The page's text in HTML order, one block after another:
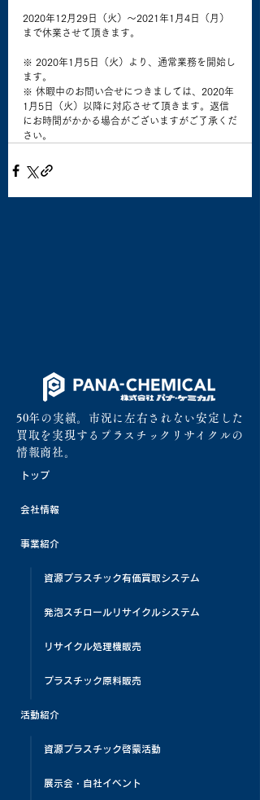
2020年12月29日（火）〜2021年1月4日（月）
まで休業させて頂きます。
※ 2020年1月5日（火）より、通常業務を開始し
ます。
※ 休暇中のお問い合せにつきましては、2020年
1月5日（火）以降に対応させて頂きます。返信
にお時間がかかる場合がございますがご了承くだ
さい。
50年の実績。市況に左右されない安定した
買取を実現するプラスチックリサイクルの
情報商社。
トップ
会社情報
事業紹介
資源プラスチック有価買取システム
発泡スチロールリサイクルシステム
リサイクル処理機販売
プラスチック原料販売
活動紹介
資源プラスチック啓蒙活動
展示会・自社イベント